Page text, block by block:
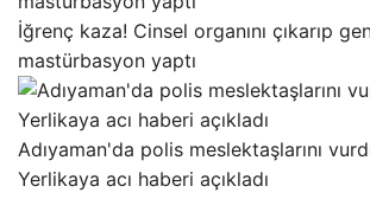
İğrenç kaza! Cinsel organını çıkarıp
mastürbasyon yaptı
Adıyaman'da polis meslektaşlarını
Yerlikaya acı haberi açıkladı